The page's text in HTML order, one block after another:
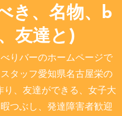
き、名物、b
友達と)
りバーのホームページで
タッフ愛知県名古屋栄の
り、友達ができる、女子大
つぶし、発達障害者歓迎